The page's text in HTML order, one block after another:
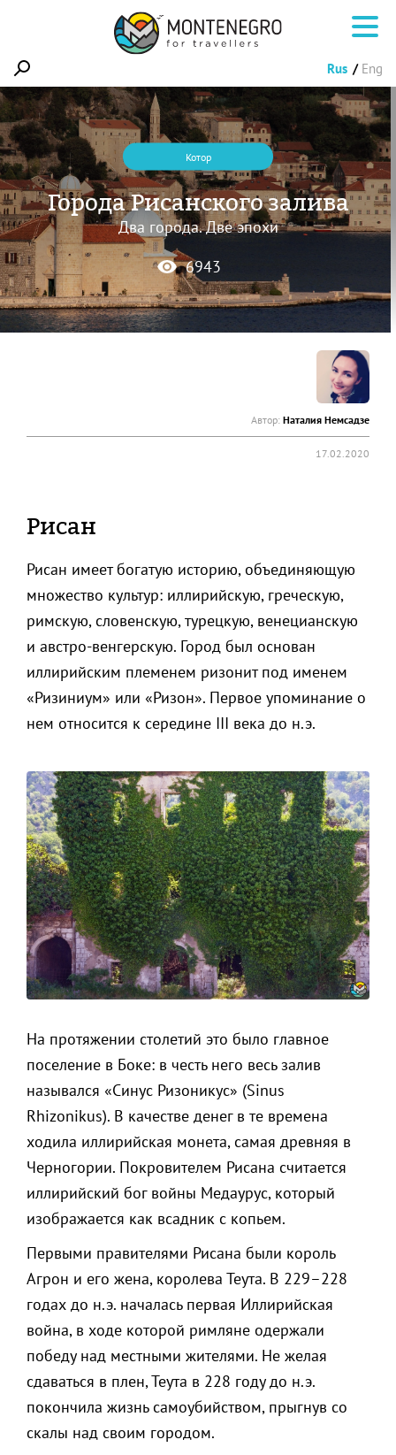
Rus Eng
Котор
Города Рисанского залива
Два города. Две эпохи
6943
Автор: Наталия Немсадзе
17.02.2020
Рисан
Рисан имеет богатую историю, объединяющую
множество культур: иллирийскую, греческую,
римскую, словенскую, турецкую, венецианскую
и австро-венгерскую. Город был основан
иллирийским племенем ризонит под именем
«Ризиниум» или «Ризон». Первое упоминание о
нем относится к середине III века до н.э.
На протяжении столетий это было главное
поселение в Боке: в честь него весь залив
назывался «Синус Ризоникус» (Sinus
Rhizonikus). В качестве денег в те времена
ходила иллирийская монета, самая древняя в
Черногории. Покровителем Рисана считается
иллирийский бог войны Медаурус, который
изображается как всадник с копьем.
Первыми правителями Рисана были король
Агрон и его жена, королева Теута. В 229–228
годах до н.э. началась первая Иллирийская
война, в ходе которой римляне одержали
победу над местными жителями. Не желая
сдаваться в плен, Теута в 228 году до н.э.
покончила жизнь самоубийством, прыгнув со
скалы над своим городом.